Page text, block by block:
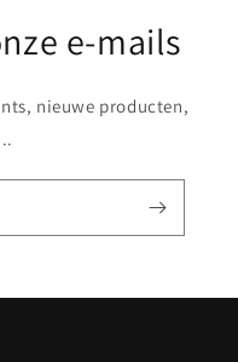
e-mails
nieuwe producten,